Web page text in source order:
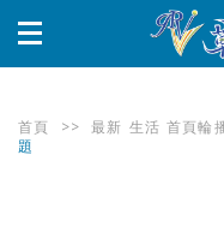
首頁 >> 最新 生活 首頁輪
題